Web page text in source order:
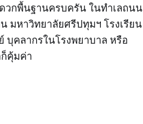
วกพื้นฐานครบครัน ในทำเลถนน
มหาวิทยาลัยศรีปทุมฯ โรงเรียน
บุคลากรในโรงพยาบาล หรือ
คุ้มค่า